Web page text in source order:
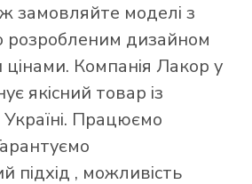
замовляйте моделі з
розробленим дизайном
Компанія Лакор у
якісний товар із
Працюємо
підхід , можливість